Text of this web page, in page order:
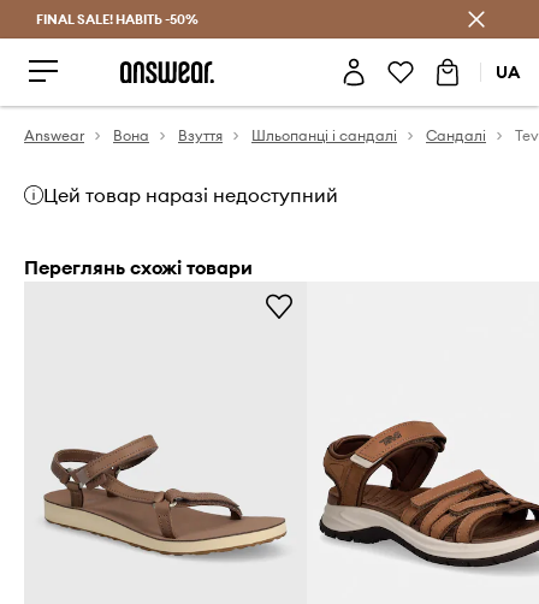
Заощаджуй з Answear Club
FINAL SALE! НАВІТЬ -50%
UA
Answear Вона Взуття Шльопанці і сандалі Сандалі
Цей товар наразі недоступний
Переглянь схожі товари